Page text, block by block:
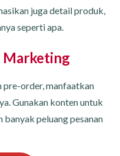
juga detail produk,
seperti apa.
Marketing
pre-order, manfaatkan
Gunakan konten untuk
peluang pesanan